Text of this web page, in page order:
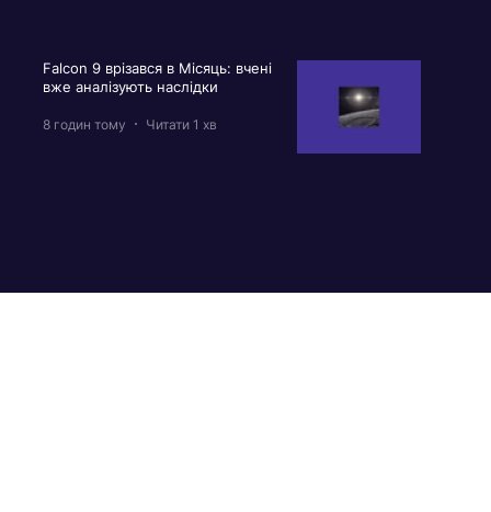
Falcon 9 врізався в Місяць: вчені
вже аналізують наслідки
8 годин тому Читати 1 хв